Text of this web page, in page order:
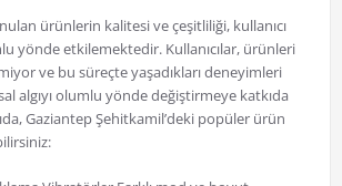
ürünlerin kalitesi ve çeşitliliği, kullanıcı
yönde etkilemektedir. Kullanıcılar, ürünleri
ve bu süreçte yaşadıkları deneyimleri
algıyı olumlu yönde değiştirmeye katkıda
Gaziantep Şehitkamil’deki popüler ürün